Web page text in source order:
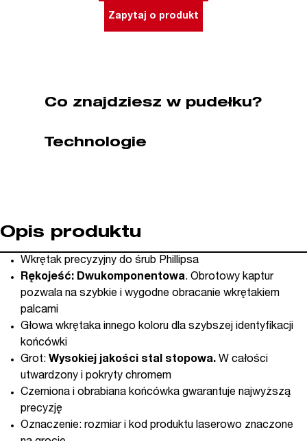
BAHCO
Zapytaj o produkt
Co znajdziesz w pudełku?
Technologie
Opis produktu
Wkrętak precyzyjny do śrub Phillipsa
Rękojeść: Dwukomponentowa. Obrotowy kaptur
pozwala na szybkie i wygodne obracanie wkrętakiem
palcami
Głowa wkrętaka innego koloru dla szybszej identyfikacji
końcówki
Grot: Wysokiej jakości stal stopowa. W całości
utwardzony i pokryty chromem
Czerniona i obrabiana końcówka gwarantuje najwyższą
precyzję
Oznaczenie: rozmiar i kod produktu laserowo znaczone